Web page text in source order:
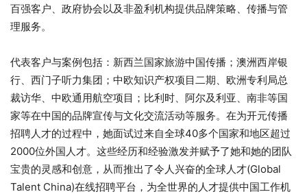
百强客户、政府协会以及非盈利机构提供品牌策略、传播与管
理服务。
代表客户与案例包括：新西兰国家旅游中国传播；澳洲西岸银
行、西门子听力集团；中欧知识产权项目二期、欧洲专利局总
裁访华、中欧通用航空项目；比利时、阿尔及利亚、南非等国
家等在中国的品牌宣传与文化交流活动等服务。在为开元传播
招聘人才的过程中，她面试过来自全球40多个国家和地区超过
2000位外国人才。这些经历和经验激发并赋予了她和她的团队
宝贵的灵感和创意，从而推出了令人兴奋的全球人才(Global
Talent China)在线招聘平台，为全世界的人才提供中国工作机